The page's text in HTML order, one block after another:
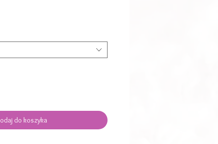
do koszyka